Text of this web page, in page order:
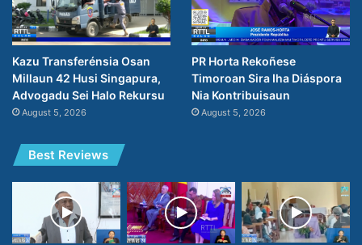
Kazu Transferénsia Osan
Millaun 42 Husi Singapura,
Advogadu Sei Halo Rekursu
August 5, 2026
PR Horta Rekoñese
Timoroan Sira Iha Diáspora
Nia Kontribuisaun
August 5, 2026
Best Reviews